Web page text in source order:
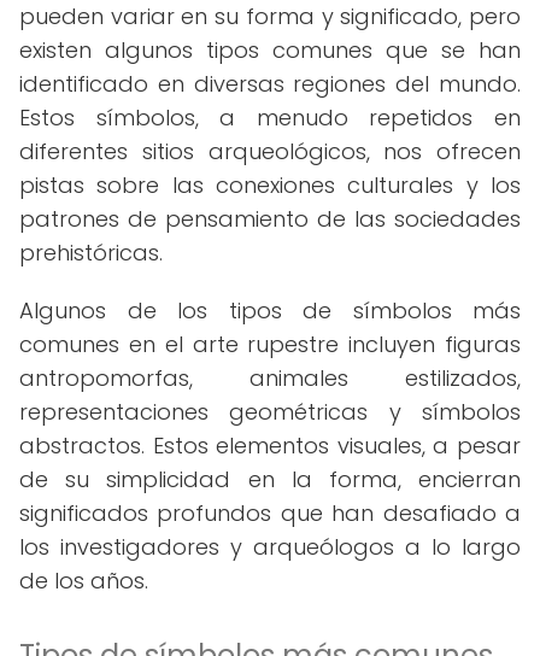
pueden variar en su forma y significado, pero
existen algunos tipos comunes que se han
identificado en diversas regiones del mundo.
Estos símbolos, a menudo repetidos en
diferentes sitios arqueológicos, nos ofrecen
pistas sobre las conexiones culturales y los
patrones de pensamiento de las sociedades
prehistóricas.
Algunos de los tipos de símbolos más
comunes en el arte rupestre incluyen figuras
antropomorfas, animales estilizados,
representaciones geométricas y símbolos
abstractos. Estos elementos visuales, a pesar
de su simplicidad en la forma, encierran
significados profundos que han desafiado a
los investigadores y arqueólogos a lo largo
de los años.